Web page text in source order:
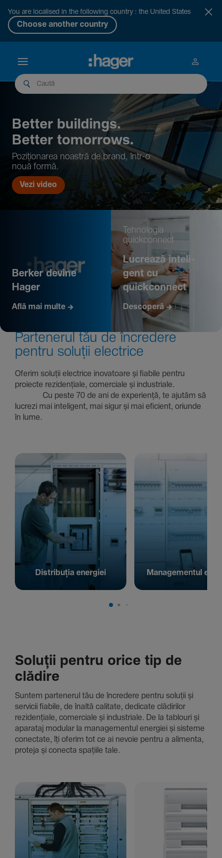
You are localised in the following country : the United States
Choose another country
Better buil­dings.
Better tomor­rows.
Pozi­țio­narea noastră de brand, într-o
nouă formă.
Vezi video
Berker devine
Hager
Află mai multe
Tehno­logia
quickconnect
Lucrează inte­li­
gent cu
quickconnect
Descoperă
Parte­nerul tău de încre­dere
pentru soluții electrice
Oferim soluții electrice inova­toare și fiabile pentru
proiecte rezi­den­țiale, comer­ciale și indus­triale.
Cu peste 70 de ani de expe­riență, te ajutăm să
lucrezi mai inte­li­gent, mai sigur și mai eficient, oriunde
în lume.
Distribuția energiei Managementul
Soluții pentru orice tip de
clădire
Suntem parte­nerul tău de încre­dere pentru soluții și
servicii fiabile, de înaltă cali­tate, dedi­cate clădi­rilor
rezi­den­țiale, comer­ciale și indus­triale. De la tablouri și
aparataj modular la managementul energiei și sisteme
conec­tate, îți oferim tot ce ai nevoie pentru a alimenta,
proteja și conecta spațiile tale.